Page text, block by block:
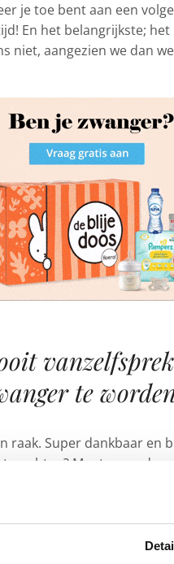
je toe bent aan een
En het belangrijkste;
niet, aangezien we dan
te
raak. Super dankbaar en
wachten? Moeten we
wel lang kan duren? Maar
echt nog niet klaar voor…